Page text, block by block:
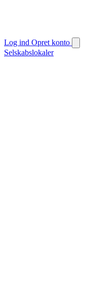
Log ind Opret konto
Selskabslokaler